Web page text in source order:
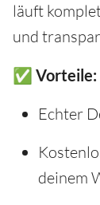
läuft
und
✅ Vorteile:
Echter
deinem